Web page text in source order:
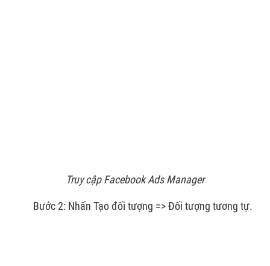
Truy cập Facebook Ads Manager
Bước 2: Nhấn Tạo đối tượng => Đối tượng tương tự.